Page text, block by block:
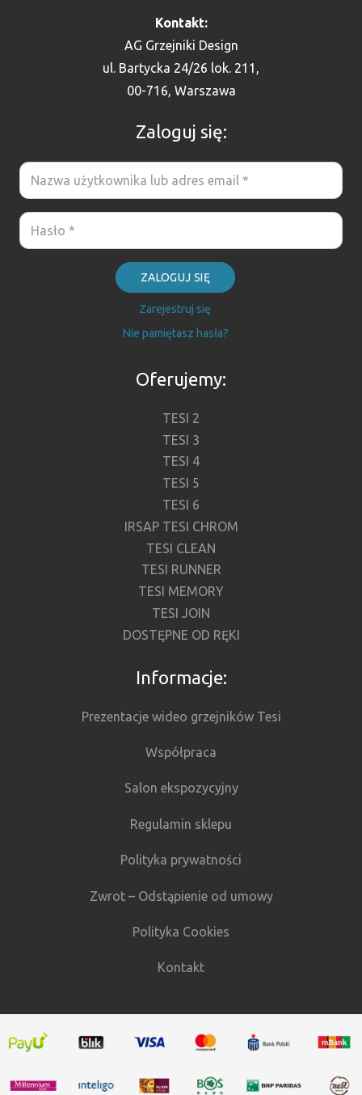
Kontakt:
AG Grzejniki Design
ul. Bartycka 24/26 lok. 211,
00-716, Warszawa
Zaloguj się:
ZALOGUJ SIĘ
Zarejestruj się
Nie pamiętasz hasła?
Oferujemy:
TESI 2
TESI 3
TESI 4
TESI 5
TESI 6
IRSAP TESI CHROM
TESI CLEAN
TESI RUNNER
TESI MEMORY
TESI JOIN
DOSTĘPNE OD RĘKI
Informacje:
Prezentacje wideo grzejników Tesi
Współpraca
Salon ekspozycyjny
Regulamin sklepu
Polityka prywatności
Zwrot – Odstąpienie od umowy
Polityka Cookies
Kontakt